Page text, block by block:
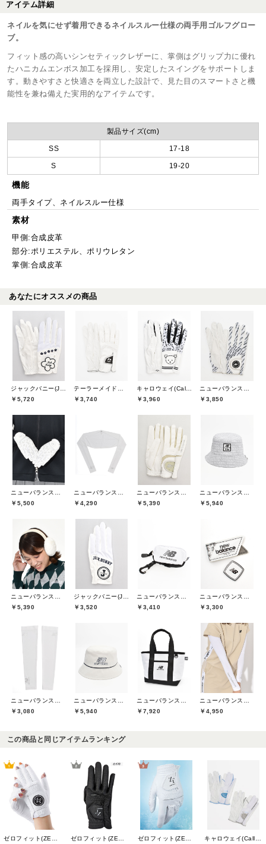
アイテム詳細
ネイルを気にせず着用できるネイルスルー仕様の両手用ゴルフグロー
ブ。
フィット感の高いシンセティックレザーに、掌側はグリップ力に優れ
たハニカムエンボス加工を採用し、安定したスイングをサポートしま
す。動きやすさと快適さを両立した設計で、見た目のスマートさと機
能性を兼ね備えた実用的なアイテムです。
製品サイズ(cm)
SS 17-18
S 19-20
機能
両手タイプ、ネイルスルー仕様
素材
甲側:合成皮革
部分:ポリエステル、ポリウレタン
掌側:合成皮革
あなたにオススメの商品
￥5,720
￥3,740
￥3,960
￥3,850
￥5,500
￥4,290
￥5,390
￥5,940
￥5,390
￥3,520
￥3,410
￥3,300
￥3,080
￥5,940
￥7,920
￥4,950
この商品と同じアイテムランキング